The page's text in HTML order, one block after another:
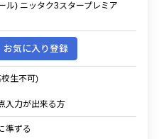
ル) ニッタク3スタープレミア
お気に入り登録
生不可)
入力が出来る方
準ずる